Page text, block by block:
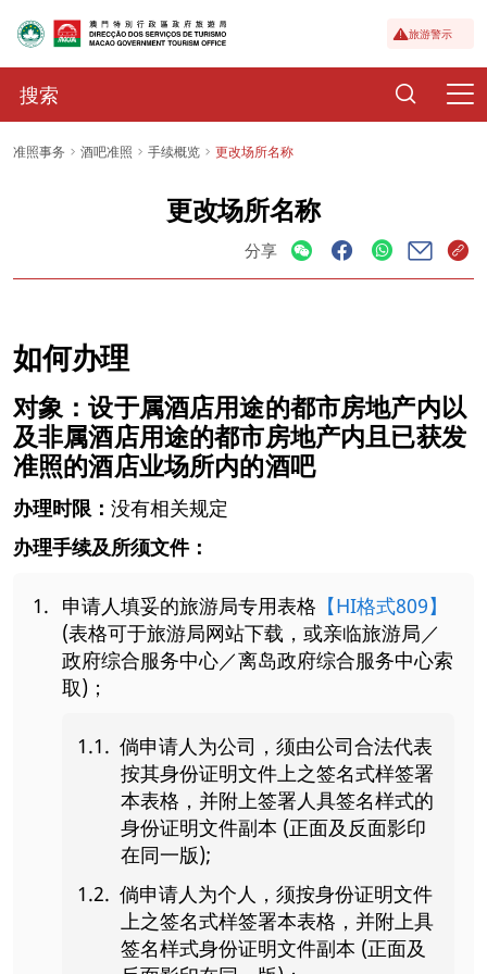
旅游警示
准照事务 酒吧准照 手续概览 更改场所名称
更改场所名称
分享
如何办理
对象：设于属酒店用途的都市房地产内以
及非属酒店用途的都市房地产内且已获发
准照的酒店业场所内的酒吧
办理时限： 没有相关规定
办理手续及所须文件：
申请人填妥的旅游局专用表格 【HI格式809】
(表格可于旅游局网站下载，或亲临旅游局／
政府综合服务中心／离岛政府综合服务中心索
取)；
倘申请人为公司，须由公司合法代表
按其身份证明文件上之签名式样签署
本表格，并附上签署人具签名样式的
身份证明文件副本 (正面及反面影印
在同一版);
倘申请人为个人，须按身份证明文件
上之签名式样签署本表格，并附上具
签名样式身份证明文件副本 (正面及